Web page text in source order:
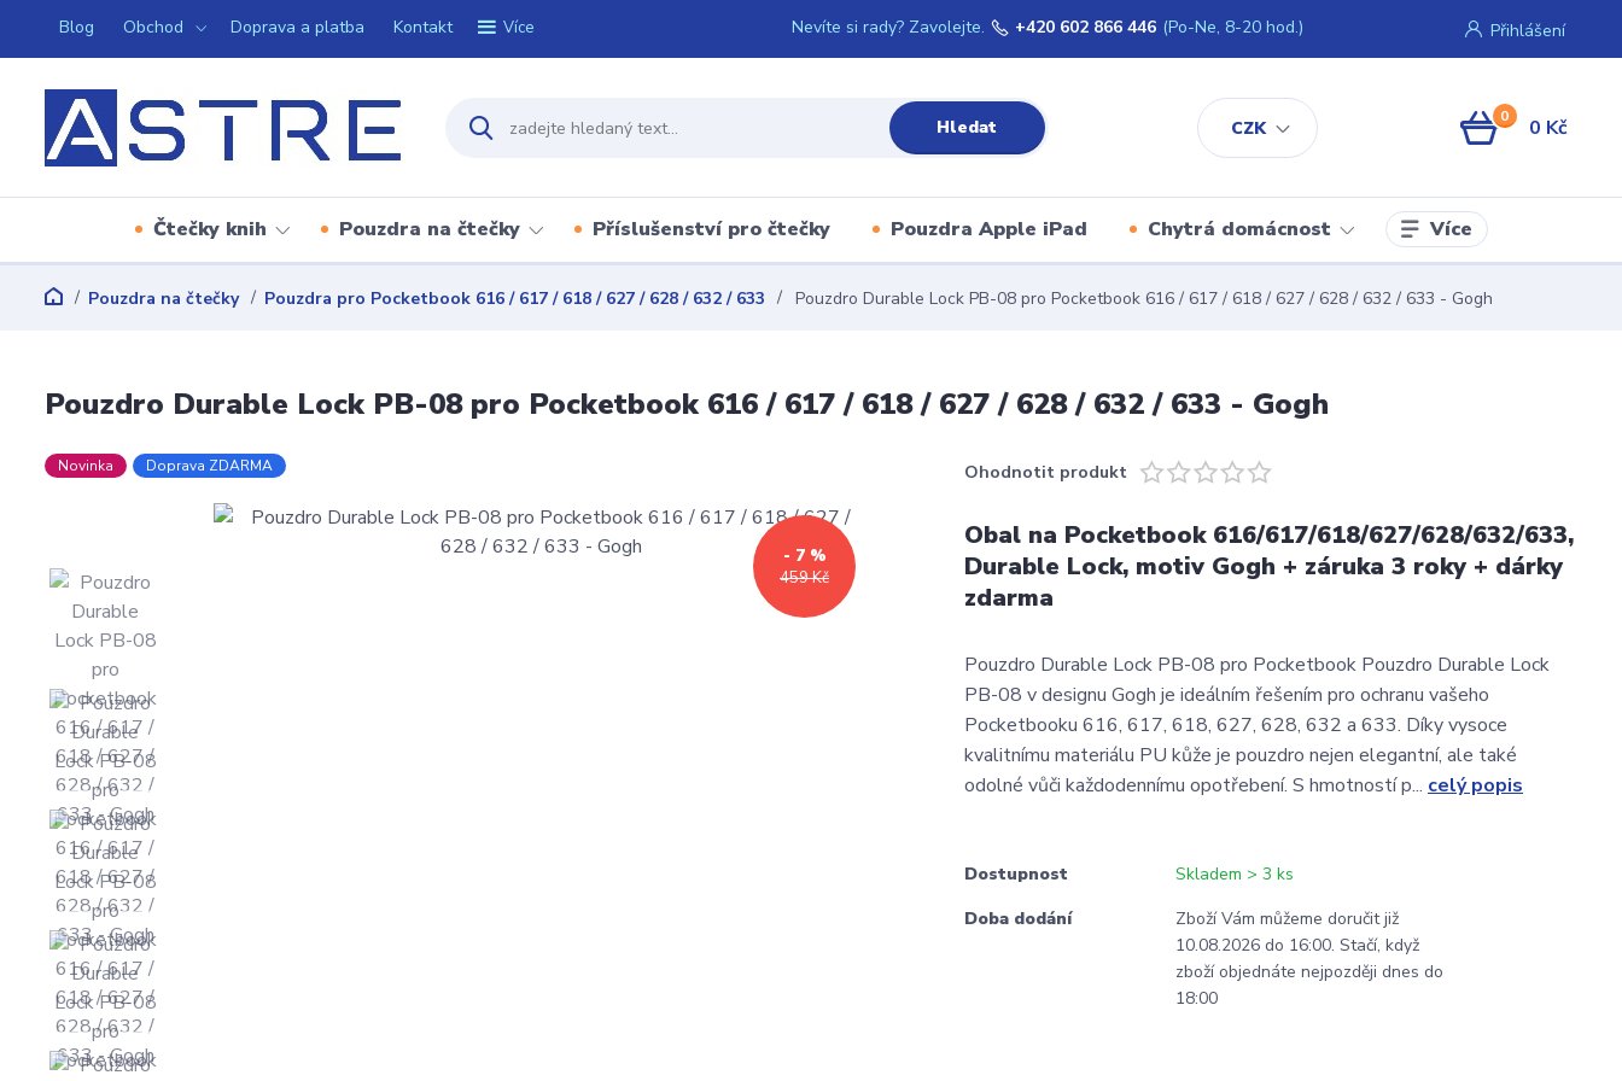
Blog Obchod Doprava a platba Kontakt Více
CZK
Přihlášení
Hledat
Nevíte si rady? Zavolejte. +420 602 866 446 (Po-Ne, 8-20 hod.)
0 0 Kč
Čtečky knih Pouzdra na čtečky Příslušenství pro čtečky Pouzdra Apple iPad Chytrá domácnost Více
Pouzdra na čtečky Pouzdra pro Pocketbook 616 / 617 / 618 / 627 / 628 / 632 / 633 Pouzdro Durable Lock PB-08 pro Pocketbook 616 / 617 / 618 / 627 / 628 / 632 / 633 - Gogh
Pouzdro Durable Lock PB-08 pro Pocketbook 616 / 617 / 618 / 627 / 628 / 632 / 633 - Gogh
Novinka Doprava ZDARMA
459 Kč
- 7 %
Ohodnotit produkt
Obal na Pocketbook 616/617/618/627/628/632/633,
Durable Lock, motiv Gogh + záruka 3 roky + dárky
zdarma
Pouzdro Durable Lock PB-08 pro Pocketbook Pouzdro Durable Lock
PB-08 v designu Gogh je ideálním řešením pro ochranu vašeho
Pocketbooku 616, 617, 618, 627, 628, 632 a 633. Díky vysoce
kvalitnímu materiálu PU kůže je pouzdro nejen elegantní, ale také
odolné vůči každodennímu opotřebení. S hmotností p... celý popis
Dostupnost
Skladem > 3 ks
Doba dodání
Zboží Vám můžeme doručit již
10.08.2026 do 16:00. Stačí, když
zboží objednáte nejpozději dnes do
18:00